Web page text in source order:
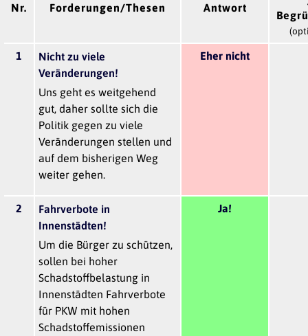
Nr. Forderungen/Thesen Antwort
1
Nicht zu viele
Veränderungen!
Uns geht es weitgehend
gut, daher sollte sich die
Politik gegen zu viele
Veränderungen stellen und
auf dem bisherigen Weg
weiter gehen.
Eher nicht
2
Fahrverbote in
Innenstädten!
Um die Bürger zu schützen,
sollen bei hoher
Schadstoffbelastung in
Innenstädten Fahrverbote
für PKW mit hohen
Schadstoffemissionen
Ja!